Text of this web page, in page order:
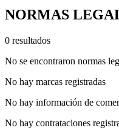
NORMAS
0 resultados
No se encontraron normas
No hay marcas registradas
No hay información de
No hay contrataciones